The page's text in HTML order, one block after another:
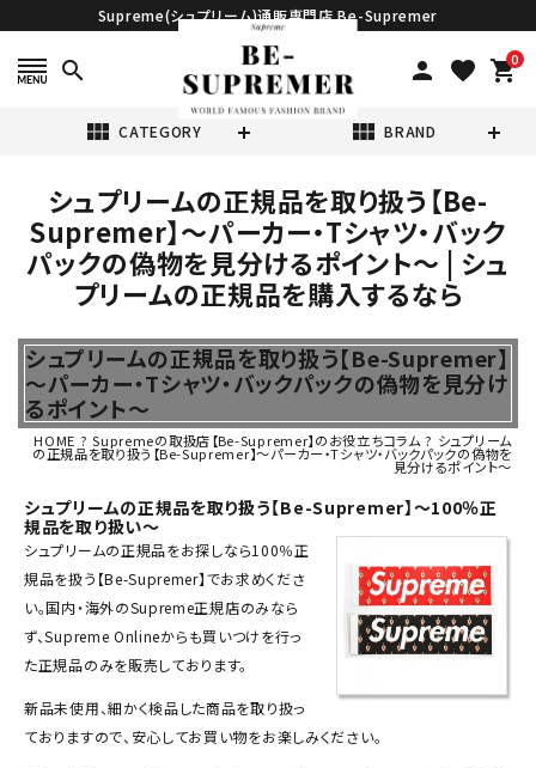
Supreme(シュプリーム)通販専門店 Be-Supremer
search person favorite 0
shopping_cart
view_module CATEGORY view_module BRAND
search
表示する商品はありません。
NEW ITEMS
CATEGORY
Tシャツ・ロングスリーブ
パーカー・トレーナー
ジャケット・アウター
キャップ・ハット
ニット帽・ビーニー
シュプリームの正規品を取り扱う【Be-
Supremer】～パーカー・Tシャツ・バック
パックの偽物を見分けるポイント～ | シュ
プリームの正規品を購入するなら
シュプリームの正規品を取り扱う【Be-Supremer】
～パーカー・Tシャツ・バックパックの偽物を見分け
るポイント～
HOME ?Supremeの取扱店【Be-Supremer】のお役立ちコラム ? シュプリーム
の正規品を取り扱う【Be-Supremer】～パーカー・Tシャツ・バックパックの偽物を
見分けるポイント～
シュプリームの正規品を取り扱う【Be-Supremer】～100％正
規品を取り扱い～
シュプリームの正規品をお探しなら100％正
規品を扱う【Be-Supremer】でお求めくださ
い。国内・海外のSupreme正規店のみなら
ず、Supreme Onlineからも買いつけを行っ
た正規品のみを販売しております。
新品未使用、細かく検品した商品を取り扱っ
ておりますので、安心してお買い物をお楽しみください。